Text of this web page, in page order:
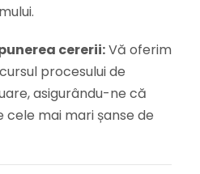
cererii:Vă oferim
procesului de
asigurându-ne că
cele mai mari șanse de